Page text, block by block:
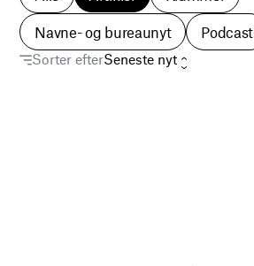
Navne- og bureaunyt Podcast
Sorter efter